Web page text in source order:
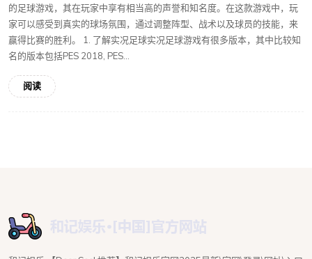
的足球游戏，其在玩家中享有相当高的声誉和知名度。在这款游戏中，玩
家可以感受到真实的球场氛围，通过调整阵型、战术以及球员的技能，来
赢得比赛的胜利。 1. 了解实况足球实况足球游戏有很多版本，其中比较知
名的版本包括PES 2018, PES...
阅读